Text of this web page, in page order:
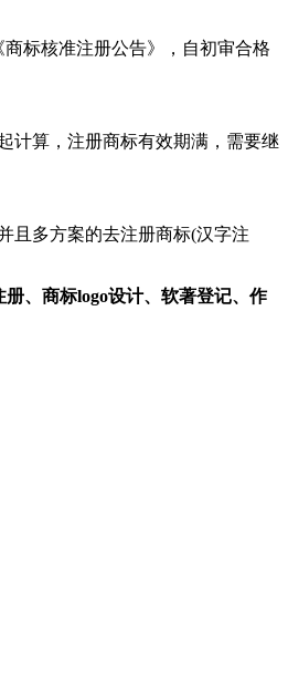
标核准注册公告》，自初审合格
计算，注册商标有效期满，需要继
且多方案的去注册商标(汉字注
、商标logo设计、软著登记、作